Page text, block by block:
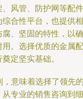
风管、防护网等配件
合性平台，也提供相
、坚固的特性，以确
。选择优质的金属配
定坚实基础。
意味着选择了领先
专业的销售咨询到细